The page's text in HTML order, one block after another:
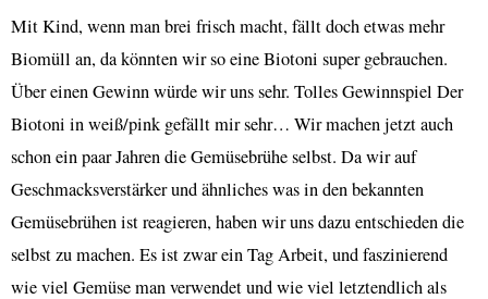
Mit Kind, wenn man brei frisch macht, fällt doch etwas mehr
Biomüll an, da könnten wir so eine Biotoni super gebrauchen.
Über einen Gewinn würde wir uns sehr. Tolles Gewinnspiel Der
Biotoni in weiß/pink gefällt mir sehr… Wir machen jetzt auch
schon ein paar Jahren die Gemüsebrühe selbst. Da wir auf
Geschmacksverstärker und ähnliches was in den bekannten
Gemüsebrühen ist reagieren, haben wir uns dazu entschieden die
selbst zu machen. Es ist zwar ein Tag Arbeit, und faszinierend
wie viel Gemüse man verwendet und wie viel letztendlich als